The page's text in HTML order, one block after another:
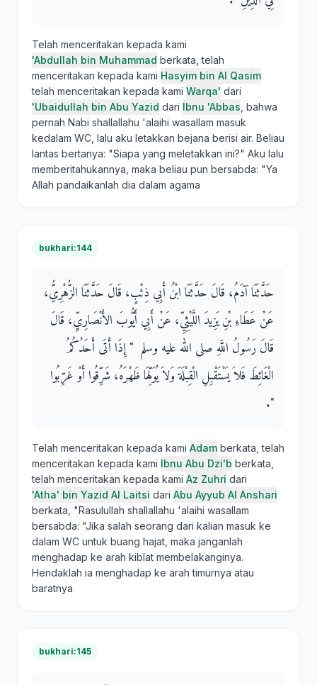
Telah menceritakan kepada kami
'Abdullah bin Muhammad berkata, telah
menceritakan kepada kami Hasyim bin Al Qasim
telah menceritakan kepada kami Warqa' dari
'Ubaidullah bin Abu Yazid dari Ibnu 'Abbas , bahwa
pernah Nabi shallallahu 'alaihi wasallam masuk
kedalam WC, lalu aku letakkan bejana berisi air. Beliau
lantas bertanya: "Siapa yang meletakkan ini?" Aku lalu
memberitahukannya, maka beliau pun bersabda: "Ya
Allah pandaikanlah dia dalam agama
bukhari:144
حَدَّثَنَا آدَمُ، قَالَ حَدَّثَنَا ابْنُ أَبِي ذِئْبٍ، قَالَ حَدَّثَنَا الزُّهْرِيُّ،
عَنْ عَطَاءِ بْنِ يَزِيدَ اللَّيْثِيِّ، عَنْ أَبِي أَيُّوبَ الأَنْصَارِيِّ، قَالَ
قَالَ رَسُولُ اللَّهِ صلى الله عليه وسلم ‏ "‏ إِذَا أَتَى أَحَدُكُمُ
الْغَائِطَ فَلاَ يَسْتَقْبِلِ الْقِبْلَةَ وَلاَ يُوَلِّهَا ظَهْرَهُ، شَرِّقُوا أَوْ غَرِّبُوا
‏"‏‏.‏
Telah menceritakan kepada kami Adam berkata, telah
menceritakan kepada kami Ibnu Abu Dzi'b berkata,
telah menceritakan kepada kami Az Zuhri dari
'Atha' bin Yazid Al Laitsi dari Abu Ayyub Al Anshari
berkata, "Rasulullah shallallahu 'alaihi wasallam
bersabda: "Jika salah seorang dari kalian masuk ke
dalam WC untuk buang hajat, maka janganlah
menghadap ke arah kiblat membelakanginya.
Hendaklah ia menghadap ke arah timurnya atau
baratnya
bukhari:145